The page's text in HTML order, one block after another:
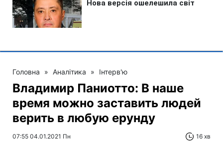
Головна » Аналітика » Інтерв'ю
Владимир Паниотто: В наше
время можно заставить людей
верить в любую ерунду
07:55 04.01.2021 Пн 16 хв